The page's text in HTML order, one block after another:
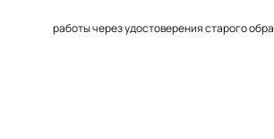
работы через удостоверения старого